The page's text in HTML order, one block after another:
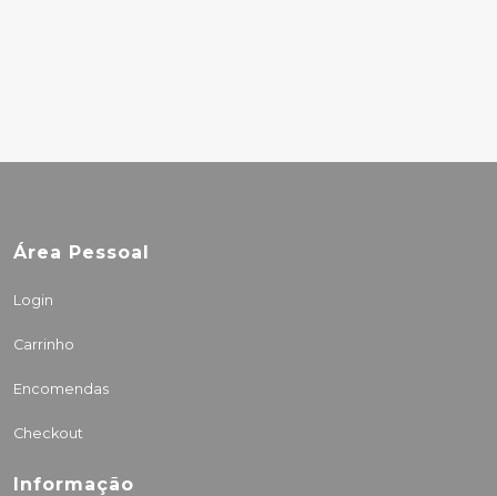
Área Pessoal
Login
Carrinho
Encomendas
Checkout
Informação